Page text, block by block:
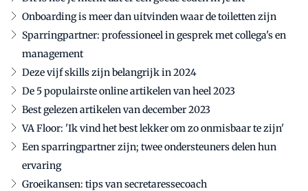
Onboarding is meer dan uitvinden waar de toiletten zijn
Sparringpartner: professioneel in gesprek met collega's en
management
Deze vijf skills zijn belangrijk in 2024
De 5 populairste online artikelen van heel 2023
Best gelezen artikelen van december 2023
VA Floor: 'Ik vind het best lekker om zo onmisbaar te zijn'
Een sparringpartner zijn; twee ondersteuners delen hun
ervaring
Groeikansen: tips van secretaressecoach